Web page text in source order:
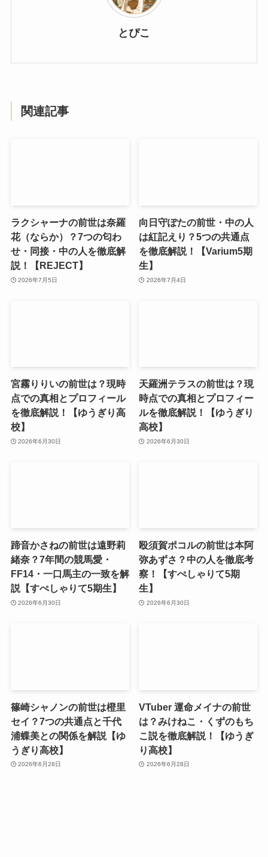
とぴこ
関連記事
ラクシャーナの前世は奈羅
花（ならか）？7つの匂わ
せ・同接・中の人を徹底解
説！【REJECT】
2026年7月5日
向日守ぽたの前世・中の人
は紅記えり？5つの共通点
を徹底解説！【Varium5期
生】
2026年7月4日
宮霧りりいの前世は？現時
点での真相とプロフィール
を徹底解説！【ゆうぎり高
校】
2026年6月30日
天羅洲テラスの前世は？現
時点での真相とプロフィー
ルを徹底解説！【ゆうぎり
高校】
2026年6月30日
蹄音かさねの前世は遠野莉
緒奈？7年間の競馬愛・
FF14・一口馬主の一致を解
説【すぺしゃりて5期生】
2026年6月30日
殴須賀ポコルの前世は本阿
弥あずさ？中の人を徹底考
察！【すぺしゃりて5期
生】
2026年6月30日
篠崎シャノンの前世は橙里
セイ？7つの共通点と千代
浦蝶美との関係を解説【ゆ
うぎり高校】
2026年6月28日
VTuber 運命メイナの前世
は？みけねこ・くずのもち
こ説を徹底解説！【ゆうぎ
り高校】
2026年6月28日